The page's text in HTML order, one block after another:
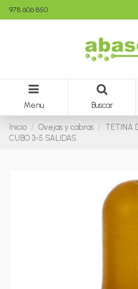
978 606 850
Menu Buscar
Inicio Ovejas y cabras
TETINA
CUBO 3-5 SALIDAS